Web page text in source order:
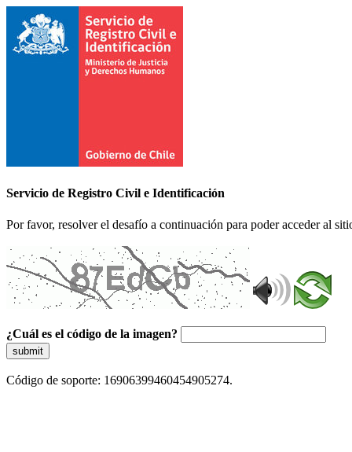
Servicio de Registro Civil e Identificación
Por favor, resolver el desafío a continuación para poder acceder al
¿Cuál es el código de la imagen?
submit
Código de soporte: 16906399460454905274.